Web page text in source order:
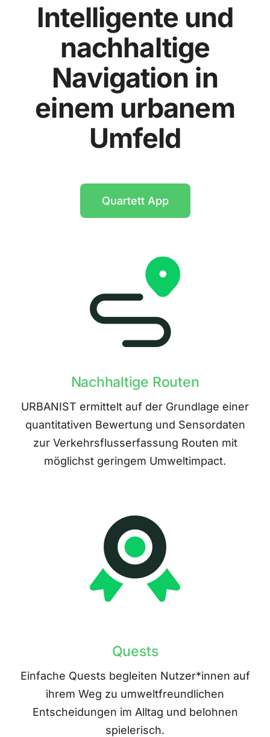
Intelligente und
nachhaltige
Navigation in
einem urbanem
Umfeld
Quartett App
Nachhaltige Routen
URBANIST ermittelt auf der Grundlage einer
quantitativen Bewertung und Sensordaten
zur Verkehrsflusserfassung Routen mit
möglichst geringem Umweltimpact.
Quests
Einfache Quests begleiten Nutzer*innen auf
ihrem Weg zu umweltfreundlichen
Entscheidungen im Alltag und belohnen
spielerisch.